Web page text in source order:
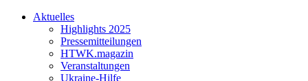
Aktuelles
Highlights 2025
Pressemitteilungen
HTWK.magazin
Veranstaltungen
Ukraine-Hilfe